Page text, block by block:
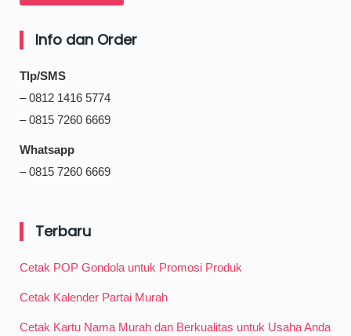
Info dan Order
Tlp/SMS
– 0812 1416 5774
– 0815 7260 6669
Whatsapp
– 0815 7260 6669
Terbaru
Cetak POP Gondola untuk Promosi Produk
Cetak Kalender Partai Murah
Cetak Kartu Nama Murah dan Berkualitas untuk Usaha Anda